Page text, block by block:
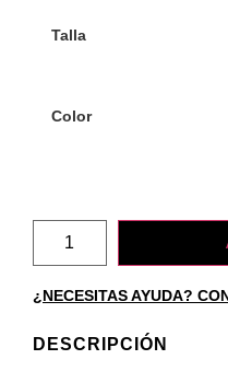
Talla
Color
¿NECESITAS AYUDA?
DESCRIPCIÓN